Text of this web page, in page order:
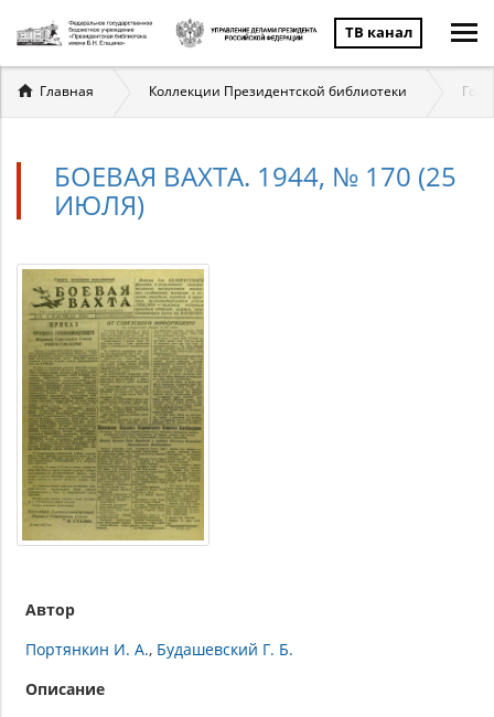
ТВ канал
Вы
здесь
Главная Коллекции Президентской библиотеки
БОЕВАЯ ВАХТА. 1944, № 170 (25
ИЮЛЯ)
Автор
Портянкин И. А. Будашевский Г. Б.
Описание